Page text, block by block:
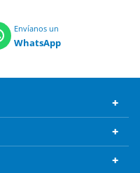
Envíanos un
WhatsApp